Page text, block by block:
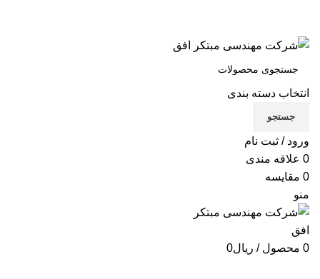
انتخاب دسته بندی
جستجو
ورود / ثبت نام
0 علاقه مندی
0 مقایسه
منو
0 محصول / ریال0